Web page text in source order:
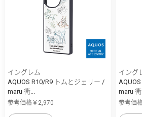
イングレム
AQUOS R10/R9 トムとジェリー /
maru 衝...
参考価格￥2,970
イング
maru 衝...
参考価